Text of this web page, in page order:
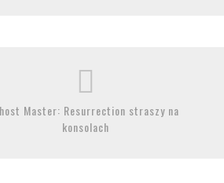
Master: Resurrection straszy na
konsolach